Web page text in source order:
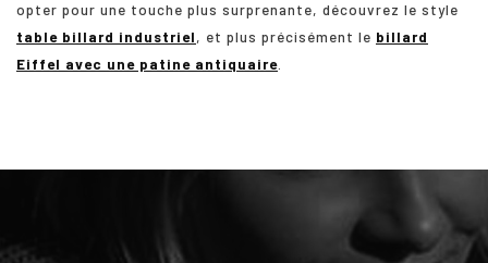
opter pour une touche plus surprenante, découvrez le style
table billard industriel, et plus précisément le billard
Eiffel avec une patine antiquaire.